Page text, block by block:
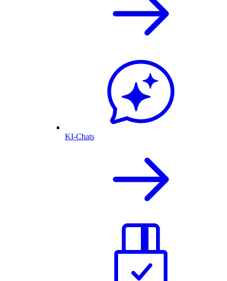
KI-Chats